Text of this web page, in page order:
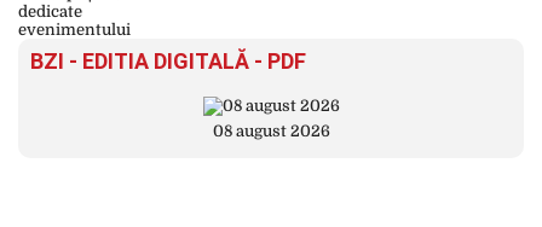
BZI - EDITIA DIGITALĂ - PDF
08 august 2026